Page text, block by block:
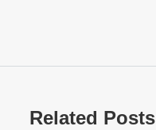
Related Posts